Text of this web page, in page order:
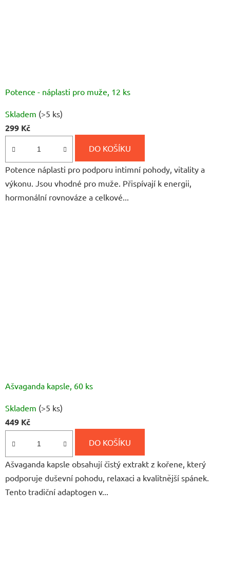
Potence - náplasti pro muže, 12 ks
hodnocení
produktu
5,0
z
5
hvězdiček.
Skladem (>5 ks)
299 Kč
DO KOŠÍKU
Potence náplasti pro podporu intimní pohody, vitality a
výkonu. Jsou vhodné pro muže. Přispívají k energii,
hormonální rovnováze a celkové...
Ašvaganda kapsle, 60 ks
hodnocení
produktu
5,0
z
5
hvězdiček.
Skladem (>5 ks)
449 Kč
DO KOŠÍKU
Ašvaganda kapsle obsahují čistý extrakt z kořene, který
podporuje duševní pohodu, relaxaci a kvalitnější spánek.
Tento tradiční adaptogen v...